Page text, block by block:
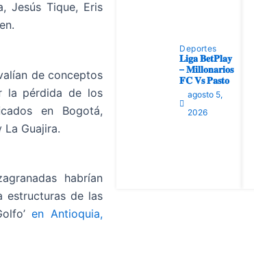
Jesús Tique, Eris
de conceptos
la pérdida de los
en Bogotá,
La Guajira.
habrían
estructuras de las
en Antioquia,
Deportes
𝐋𝐢𝐠𝐚 𝐁𝐞𝐭𝐏𝐥𝐚𝐲
– 𝐌𝐢𝐥𝐥𝐨𝐧𝐚𝐫𝐢𝐨𝐬
𝐅𝐂 𝐕𝐬 𝐏𝐚𝐬𝐭𝐨
agosto 5,
2026